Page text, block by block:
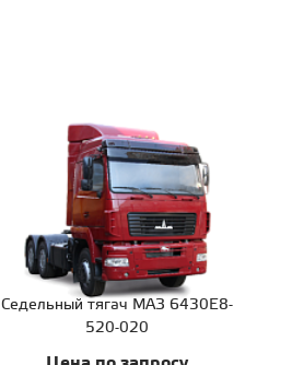
Седельный тягач МАЗ 6430E8-
520-020